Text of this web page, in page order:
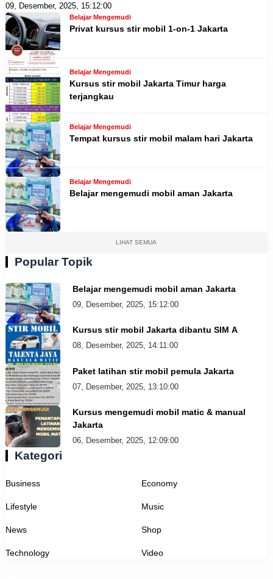
09, Desember, 2025, 15:12:00
Belajar Mengemudi
Privat kursus stir mobil 1-on-1 Jakarta
Belajar Mengemudi
Kursus stir mobil Jakarta Timur harga
terjangkau
Belajar Mengemudi
Tempat kursus stir mobil malam hari Jakarta
Belajar Mengemudi
Belajar mengemudi mobil aman Jakarta
LIHAT SEMUA
Popular Topik
Belajar mengemudi mobil aman Jakarta
09, Desember, 2025, 15:12:00
Kursus stir mobil Jakarta dibantu SIM A
08, Desember, 2025, 14:11:00
Paket latihan stir mobil pemula Jakarta
07, Desember, 2025, 13:10:00
Kursus mengemudi mobil matic & manual
Jakarta
06, Desember, 2025, 12:09:00
Kategori
Business Economy
Lifestyle Music
News Shop
Technology Video